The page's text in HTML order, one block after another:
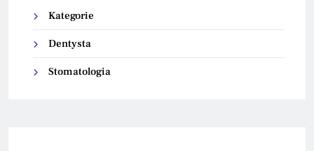
Kategorie
Dentysta
Stomatologia